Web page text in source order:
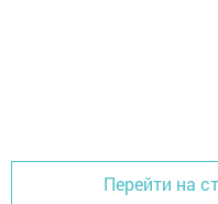
Перейти на